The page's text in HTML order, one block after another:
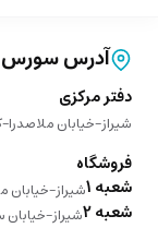
آدرس سورس
دفتر مرکزی
شیراز-خیابان ملاصدرا-کوچه 2-ساختمان اداری-
فروشگاه
شعبه 1 شیراز-خیابان
شعبه 2 شیراز-خیابان